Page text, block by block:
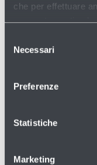
che per effettuare
tracciamento in
delNecessari
Preferenze
Statistiche
Marketing
Non hai